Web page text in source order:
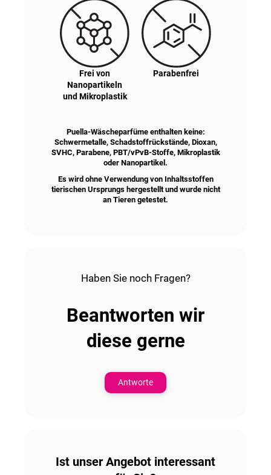
Frei von
Nanopartikeln
und Mikroplastik
Parabenfrei
Puella-Wäscheparfüme enthalten keine:
Schwermetalle, Schadstoffrückstände, Dioxan,
SVHC, Parabene, PBT/vPvB-Stoffe, Mikroplastik
oder Nanopartikel.
Es wird ohne Verwendung von Inhaltsstoffen
tierischen Ursprungs hergestellt und wurde nicht
an Tieren getestet.
Haben Sie noch Fragen?
Beantworten wir
diese gerne
Antworte
Ist unser Angebot interessant